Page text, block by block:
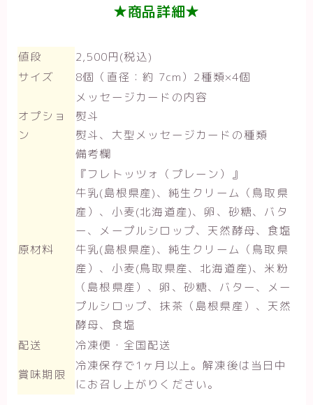
★商品詳細★
値段
2,500円(税込)
サイズ
8個（直径：約 7cm）2種類×4個
オプショ
ン
メッセージカードの内容
熨斗
熨斗、大型メッセージカードの種類
備考欄
原材料
『フレトッツォ（プレーン）』
牛乳(島根県産)、純生クリーム（鳥取県
産）、小麦(北海道産)、卵、砂糖、バタ
ー、メープルシロップ、天然酵母、食塩
牛乳(島根県産)、純生クリーム（鳥取県
産）、小麦(鳥取県産、北海道産)、米粉
（島根県産）、卵、砂糖、バター、メー
プルシロップ、抹茶（島根県産）、天然
酵母、食塩
配送
冷凍便・全国配送
賞味期限
冷凍保存で1ヶ月以上。解凍後は当日中
にお召し上がりください。